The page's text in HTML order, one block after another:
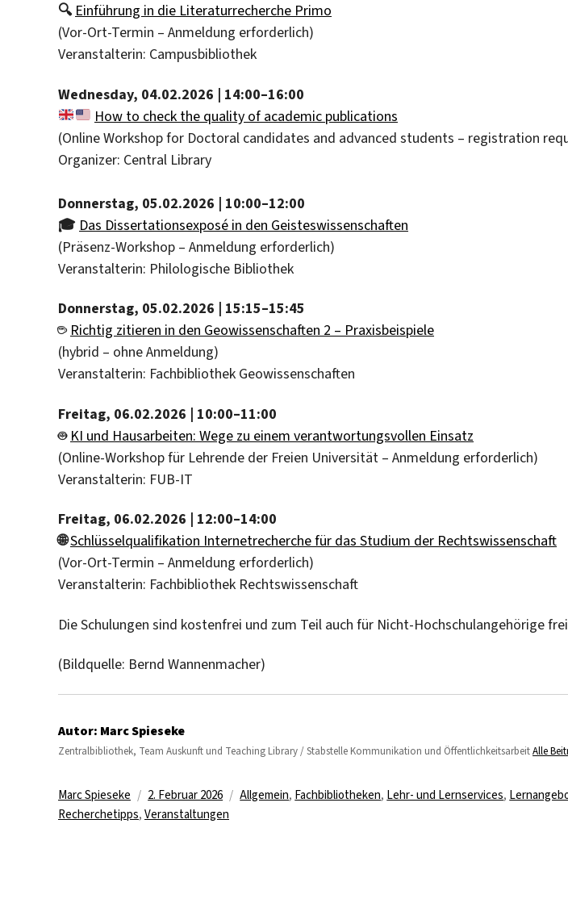
🔍 Einführung in die Literaturrecherche Primo
(Vor-Ort-Termin – Anmeldung erforderlich)
Veranstalterin: Campusbibliothek
Wednesday, 04.02.2026 | 14:00–16:00
How to check the quality of academic publications
(Online Workshop for Doctoral candidates and advanced students – registration
Organizer: Central Library
Donnerstag, 05.02.2026 | 10:00–12:00
🎓 Das Dissertationsexposé in den Geisteswissenschaften
(Präsenz-Workshop – Anmeldung erforderlich)
Veranstalterin: Philologische Bibliothek
Donnerstag, 05.02.2026 | 15:15–15:45
☕️ Richtig zitieren in den Geowissenschaften 2 – Praxisbeispiele
(hybrid – ohne Anmeldung)
Veranstalterin: Fachbibliothek Geowissenschaften
Freitag, 06.02.2026 | 10:00–11:00
🤖 KI und Hausarbeiten: Wege zu einem verantwortungsvollen Einsatz
(Online-Workshop für Lehrende der Freien Universität – Anmeldung erforderlich)
Veranstalterin: FUB-IT
Freitag, 06.02.2026 | 12:00–14:00
🌐Schlüsselqualifikation Internetrecherche für das Studium der Rechtswissenschaft
(Vor-Ort-Termin – Anmeldung erforderlich)
Veranstalterin: Fachbibliothek Rechtswissenschaft
Die Schulungen sind kostenfrei und zum Teil auch für Nicht-Hochschulangehörige
(Bildquelle: Bernd Wannenmacher)
Autor: Marc Spieseke
Zentralbibliothek, Team Auskunft und Teaching Library / Stabstelle Kommunikation und ÖffentlichkeitsarbeitAlle
Autor
Marc Spieseke
Veröffentlicht
am
2. Februar 2026 Kategorien
Allgemein, Fachbibliotheken, Lehr- und Lernservices,
Recherchetipps, Veranstaltungen